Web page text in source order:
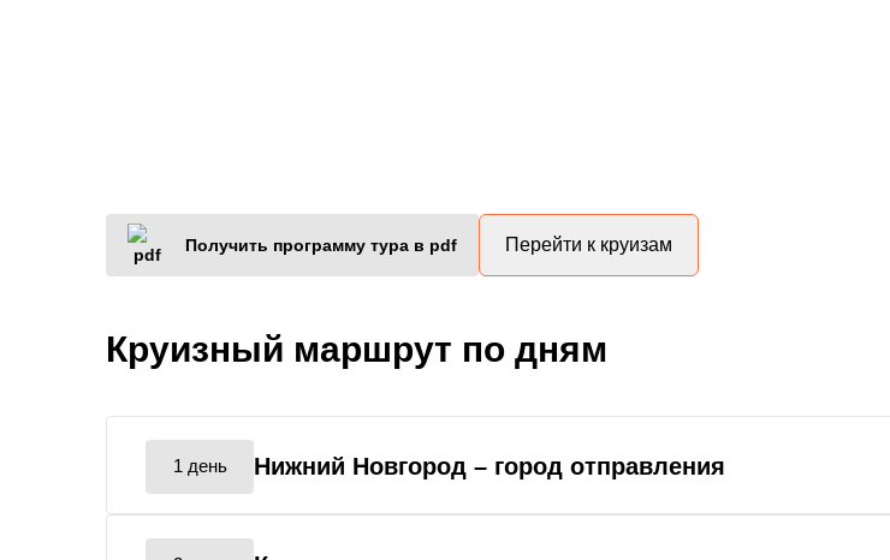
Получить программу тура в pdf Перейти к круизам
Круизный маршрут по дням
1 день Нижний Новгород – город отправления